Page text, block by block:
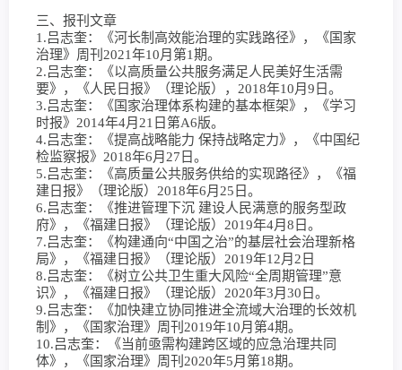
三、报刊文章
1.吕志奎：《河长制高效能治理的实践路径》，《国家
治理》周刊2021年10月第1期。
2.吕志奎：《以高质量公共服务满足人民美好生活需
要》，《人民日报》（理论版），2018年10月9日。
3.吕志奎：《国家治理体系构建的基本框架》，《学习
时报》2014年4月21日第A6版。
4.吕志奎：《提高战略能力 保持战略定力》，《中国纪
检监察报》2018年6月27日。
5.吕志奎：《高质量公共服务供给的实现路径》，《福
建日报》（理论版）2018年6月25日。
6.吕志奎：《推进管理下沉 建设人民满意的服务型政
府》，《福建日报》（理论版）2019年4月8日。
7.吕志奎：《构建通向“中国之治”的基层社会治理新格
局》，《福建日报》（理论版）2019年12月2日
8.吕志奎：《树立公共卫生重大风险“全周期管理”意
识》，《福建日报》（理论版）2020年3月30日。
9.吕志奎：《加快建立协同推进全流域大治理的长效机
制》，《国家治理》周刊2019年10月第4期。
10.吕志奎：《当前亟需构建跨区域的应急治理共同
体》，《国家治理》周刊2020年5月第18期。